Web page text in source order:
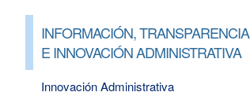
INFORMACIÓN, TRANSPARENCIA
E INNOVACIÓN ADMINISTRATIVA
Innovación Administrativa